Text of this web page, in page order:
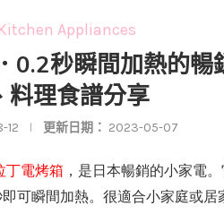
Appliances
0.2秒瞬間加熱的暢
料理食譜分享
12 更新日期： 2023-05-07
丁電烤箱 ，是日本暢銷的小家電
即可瞬間加熱。很適合小家庭或居